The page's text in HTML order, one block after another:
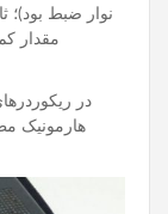
نوار ضبط بود)؛
مقدار
در
هارمونیک